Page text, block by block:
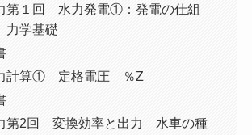
第１回 水力発電①：発電の仕組
力学基礎
計算① 定格電圧 ％Z
第2回 変換効率と出力 水車の種